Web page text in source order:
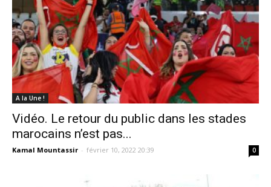
A la Une !
Vidéo. Le retour du public dans les stades
marocains n’est pas...
Kamal Mountassir - février 10, 2022 20:39 0